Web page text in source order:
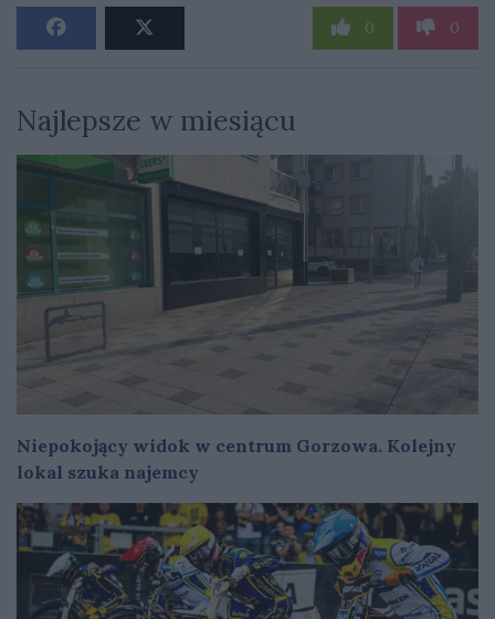
0 0
Najlepsze w miesiącu
Niepokojący widok w centrum Gorzowa. Kolejny
lokal szuka najemcy